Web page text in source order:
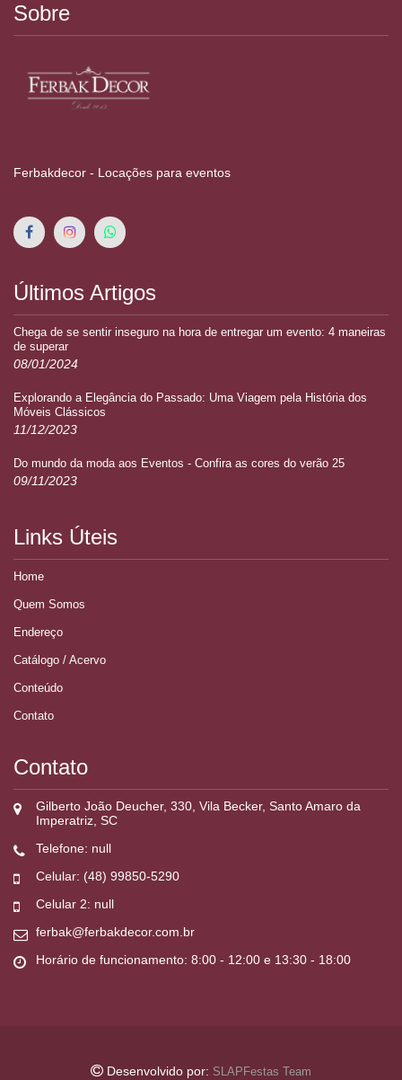
Sobre
Ferbakdecor - Locações para eventos
Últimos Artigos
Chega de se sentir inseguro na hora de entregar um evento: 4 maneiras
de superar
08/01/2024
Explorando a Elegância do Passado: Uma Viagem pela História dos
Móveis Clássicos
11/12/2023
Do mundo da moda aos Eventos - Confira as cores do verão 25
09/11/2023
Links Úteis
Home
Quem Somos
Endereço
Catálogo / Acervo
Conteúdo
Contato
Contato
Gilberto João Deucher, 330, Vila Becker, Santo Amaro da
Imperatriz, SC
Telefone: null
Celular: (48) 99850-5290
Celular 2: null
ferbak@ferbakdecor.com.br
Horário de funcionamento: 8:00 - 12:00 e 13:30 - 18:00
Desenvolvido por: SLAPFestas Team